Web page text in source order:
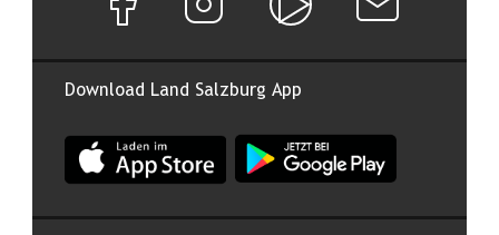
Download Land Salzburg App
App Land Salzburg im Apple App Store
App Land Salzburg im